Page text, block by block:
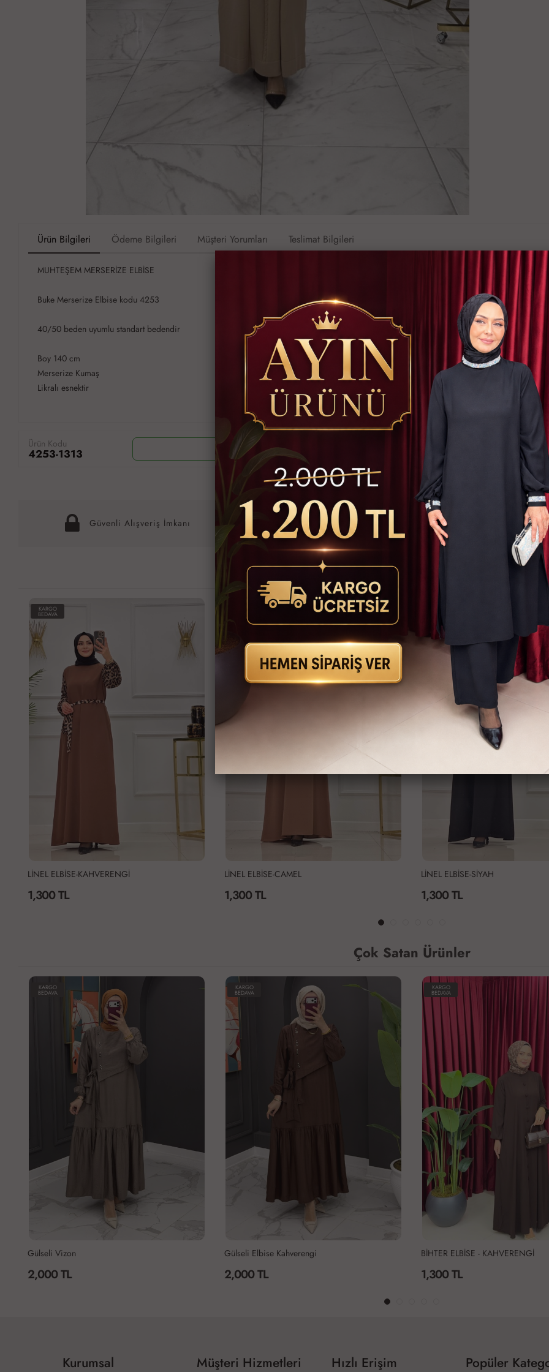
Ürün Bilgileri Ödeme Bilgileri Müşteri Yorumları Teslimat Bilgileri
MUHTEŞEM MERSERİZE ELBİSE
Buke Merserize Elbise kodu 4253
40/50 beden uyumlu standart bedendir
Boy 140 cm
Merserize Kumaş
Likralı esnektir
Ürün Kodu
4253-1313 Whatsapp ile Sipariş
Güvenli Alışveriş İmkanı Hızlı Kargo İmkanı Kredi Kartına
İlginizi Çekebilir
KARGO
BEDAVA
LİNEL ELBİSE-KAHVERENGİ
1,300 TL
LİNEL ELBİSE-CAMEL
1,300 TL
LİNEL ELBİSE-SİYAH
1,300 TL
Çok Satan Ürünler
KARGO
BEDAVA
Gülseli Vizon
2,000 TL
KARGO
BEDAVA
Gülseli Elbise Kahverengi
2,000 TL
KARGO
BEDAVA
BİHTER ELBİSE - KAHVERENGİ
1,300 TL
Kurumsal Müşteri Hizmetleri Hızlı Erişim Popüler